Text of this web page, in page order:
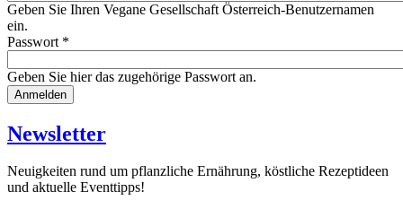
Geben Sie Ihren Vegane Gesellschaft Österreich-Benutzernamen
ein.
Passwort *
Geben Sie hier das zugehörige Passwort an.
Website
URL
Newsletter
Neuigkeiten rund um pflanzliche Ernährung, köstliche Rezeptideen
und aktuelle Eventtipps!